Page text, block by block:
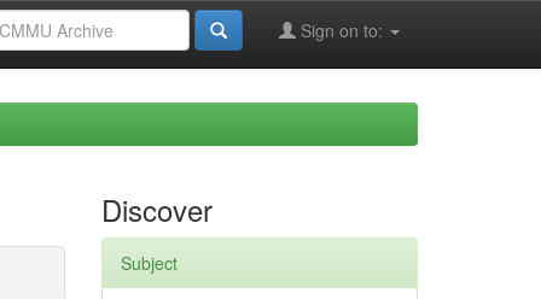
Sign on to:
Discover
Subject